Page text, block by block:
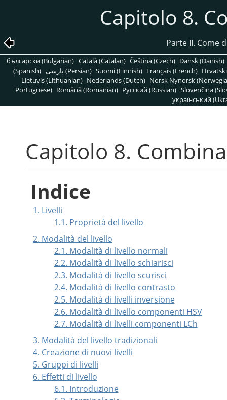
Capitolo 8.
Parte II. Come
български (Bulgarian) Català (Catalan) Čeština (Czech) Dansk (Danish)
(Spanish)
پارسی (Persian) Suomi (Finnish) Français (French)
Lietuvis (Lithuanian) Nederlands (Dutch) Norsk Nynorsk
Portuguese) Română (Romanian) Pусский (Russian) Slovenčina
український
Capitolo 8.
Indice
1. Livelli
1.1. Proprietà del livello
2. Modalità del livello
2.1. Modalità di livello normali
2.2. Modalità di livello schiarisci
2.3. Modalità di livello scurisci
2.4. Modalità di livello contrasto
2.5. Modalità di livelli inversione
2.6. Modalità di livello componenti HSV
2.7. Modalità di livelli componenti LCh
3. Modalità del livello tradizionali
4. Creazione di nuovi livelli
5. Gruppi di livelli
6. Effetti di livello
6.1. Introduzione